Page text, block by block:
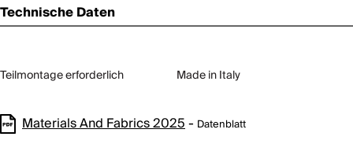
Technische Daten
Teilmontage erforderlich Made in Italy
Materials And Fabrics 2025- Datenblatt